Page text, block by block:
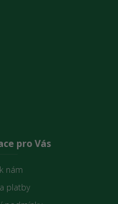
pro Vás
nám
platby